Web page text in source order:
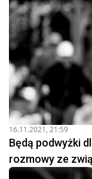
16.11.2021, 21:59
Będą podwyżki
rozmowy ze